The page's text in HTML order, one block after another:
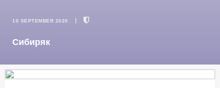
10 SEPTEMBER 2020
Сибиряк